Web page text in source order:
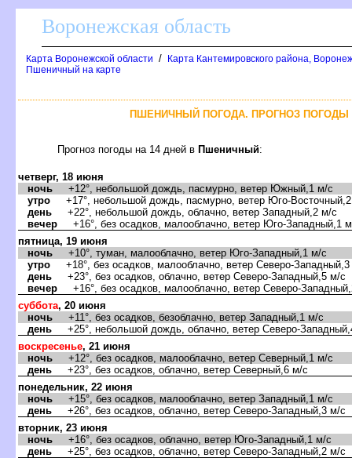
оронежская область
Карта Воронежской области /
Карта Кантемировского района,
Пшеничный на карте
ПШЕНИЧНЫЙ ПОГОДА. ПРОГНОЗ
Прогноз погоды на 14 дней Пшеничный:
четверг, 18 июня
ночь +12°, небольшой дождь, пасмурно, ветер Южный,1 м/с
утро +17°, небольшой дождь, пасмурно, ветер Юго-
день +22°, небольшой дождь, облачно, ветер Западный,2 м/с
ечер +16°, без осадков, малооблачно, ветер Юго-Западный,1
пятница, 19 июня
ночь +10°, туман, малооблачно, ветер Юго-Западный,1 м/с
утро +18°, без осадков, малооблачно, ветер Северо-
день +23°, без осадков, облачно, ветер Северо-Западный,5 м/с
ечер +16°, без осадков, малооблачно, ветер Северо-
суббота, 20 июня
ночь +11°, без осадков, безоблачно, ветер Западный,1 м/с
день +25°, небольшой дождь, облачно, ветер Северо-
оскресенье, 21 июня
ночь +12°, без осадков, малооблачно, ветер Северный,1 м/с
день +23°, без осадков, облачно, ветер Северный,6 м/с
понедельник, 22 июня
ночь +15°, без осадков, малооблачно, ветер Западный,1 м/с
день +26°, без осадков, облачно, ветер Северо-Западный,3 м/с
торник, 23 июня
ночь +16°, без осадков, облачно, ветер Юго-Западный,1 м/с
день +25°, без осадков, облачно, ветер Северо-Западный,2 м/с